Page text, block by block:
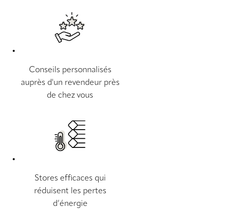
Conseils personnalisés
auprès d'un revendeur près
de chez vous
Stores efficaces qui
réduisent les pertes
d’énergie